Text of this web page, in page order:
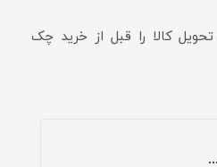
کالا را قبل از خرید چک